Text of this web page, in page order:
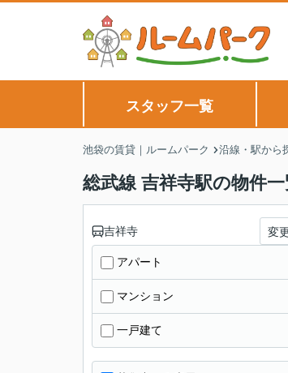
スタッフ一覧
池袋の賃貸｜ルームパーク 沿線・駅から
総武線 吉祥寺駅の物件
吉祥寺 変
アパート
マンション
一戸建て